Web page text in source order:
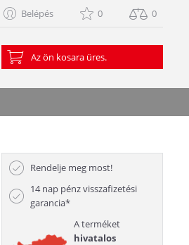
Belépés 0 0
Az ön kosara üres.
Rendelje meg most!
14 nap pénz visszafizetési
garancia*
A terméket
hivatalos